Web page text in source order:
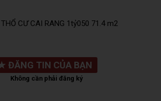
CƯ CAI RANG 1tỷ050 71.4 m2
ĐĂNG TIN CỦA BẠN
Không cần phải đăng ký